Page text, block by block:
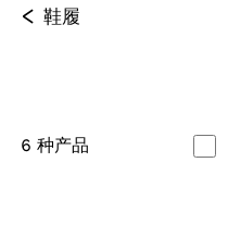
< 鞋履
6 种产品